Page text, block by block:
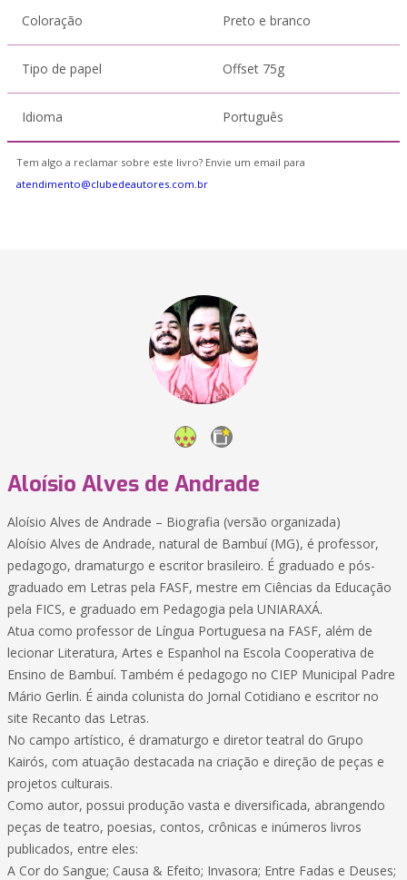
Coloração Preto e branco
Tipo de papel Offset 75g
Idioma Português
Tem algo a reclamar sobre este livro? Envie um email para
atendimento@clubedeautores.com.br
Aloísio Alves de Andrade
Aloísio Alves de Andrade – Biografia (versão organizada)
Aloísio Alves de Andrade, natural de Bambuí (MG), é professor,
pedagogo, dramaturgo e escritor brasileiro. É graduado e pós-
graduado em Letras pela FASF, mestre em Ciências da Educação
pela FICS, e graduado em Pedagogia pela UNIARAXÁ.
Atua como professor de Língua Portuguesa na FASF, além de
lecionar Literatura, Artes e Espanhol na Escola Cooperativa de
Ensino de Bambuí. Também é pedagogo no CIEP Municipal Padre
Mário Gerlin. É ainda colunista do Jornal Cotidiano e escritor no
site Recanto das Letras.
No campo artístico, é dramaturgo e diretor teatral do Grupo
Kairós, com atuação destacada na criação e direção de peças e
projetos culturais.
Como autor, possui produção vasta e diversificada, abrangendo
peças de teatro, poesias, contos, crônicas e inúmeros livros
publicados, entre eles:
A Cor do Sangue; Causa & Efeito; Invasora; Entre Fadas e Deuses;